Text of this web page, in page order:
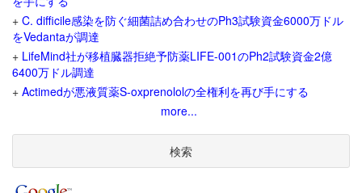
+ C. difficile感染を防ぐ細菌詰め合わせのPh3試験資金6000万ドル
をVedantaが調達
+ LifeMind社が移植臓器拒絶予防薬LIFE-001のPh2試験資金2億
6400万ドル調達
+ Actimedが悪液質薬S-oxprenololの全権利を再び手にする
more...
検索